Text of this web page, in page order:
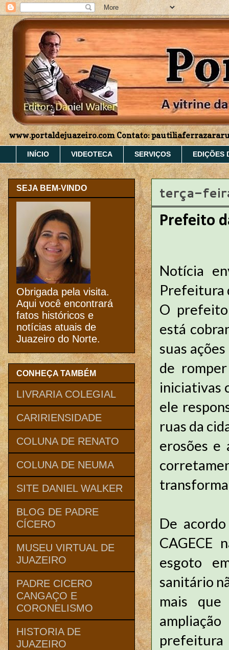
www.portaldejuazeiro.com Contato:
INÍCIO VIDEOTECA SERVIÇOS EDIÇÕES
terça-
Prefeito
Notícia
Prefeitura
O
está
suas
de
iniciativas
ele
ruas da
erosões e
De
CAGECE
esgoto
sanitário
mais
SEJA BEM-VINDO
Obrigada pela visita.
Aqui você encontrará
fatos históricos e
notícias atuais de
Juazeiro do Norte.
CONHEÇA TAMBÉM
LIVRARIA COLEGIAL
CARIRIENSIDADE
COLUNA DE RENATO
COLUNA DE NEUMA
SITE DANIEL WALKER
BLOG DE PADRE
CÍCERO
MUSEU VIRTUAL DE
JUAZEIRO
PADRE CICERO
CANGAÇO E
CORONELISMO
HISTORIA DE
JUAZEIRO